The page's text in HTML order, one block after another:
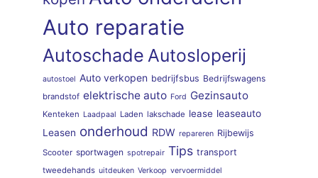
Auto reparatie
Autoschade Autosloperij
autostoel Auto verkopen bedrijfsbus Bedrijfswagens
brandstof elektrische auto Ford Gezinsauto
Kenteken Laadpaal Laden lakschade lease leaseauto
Leasen onderhoud RDW repareren Rijbewijs
Scooter sportwagen spotrepair Tips transport
tweedehands uitdeuken Verkoop vervoermiddel